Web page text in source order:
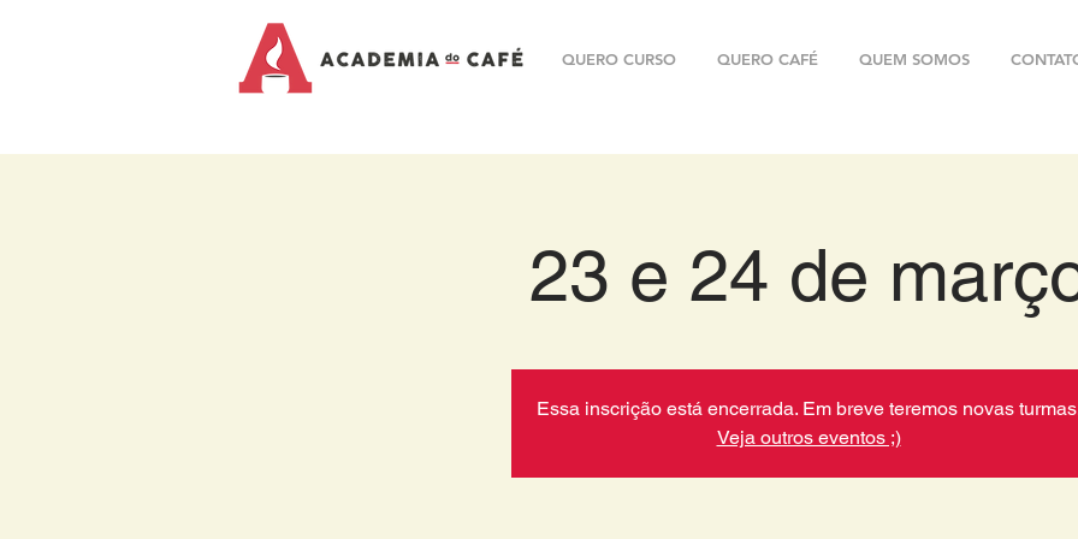
QUERO CURSO QUERO CAFÉ QUEM SOMOS
23 e 24 de
Essa inscrição está encerrada. Em breve teremos novas
Veja outros eventos ;)